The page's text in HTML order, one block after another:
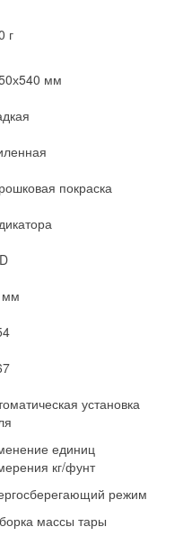
г
мм
покраска
мм
установка
единиц
кг/фунт
режим
массы тары